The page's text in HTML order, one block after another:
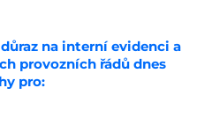
na interní evidenci a
provozních řádů dnes
pro: